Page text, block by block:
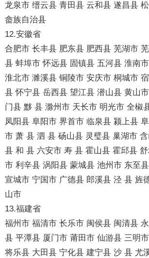
龙泉市 缙云县 青田县 云和县 遂昌县
畲族自治县
12.安徽省
合肥市 长丰县 肥东县 肥西县 芜湖市
县 蚌埠市 怀远县 固镇县 五河县 淮南
淮北市 濉溪县 铜陵市 安庆市 桐城市
县 怀宁县 岳西县 望江县 潜山县 黄山
门县 黟 县 滁州市 天长市 明光市 全椒
凤阳县 阜阳市 界首市 临泉县 颍上县
市 萧 县 泗 县 砀山县 灵璧县 巢湖市
县 和 县 六安市 寿 县 霍山县 霍邱县
市 利辛县 涡阳县 蒙城县 池州市 东至
宣城市 宁国市 广德县 郎溪县 泾 县 旌
山市
13.福建省
福州市 福清市 长乐市 闽侯县 闽清县
县 平潭县 厦门市 莆田市 仙游县 三明
将乐县 大田县 宁化县 建宁县 沙 县 尤